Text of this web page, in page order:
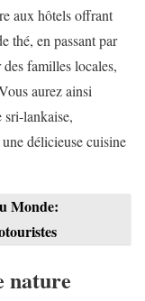
aux hôtels offrant
thé, en passant par
des familles locales,
aurez ainsi
sri-lankaise,
délicieuse cuisine
Monde:
nature